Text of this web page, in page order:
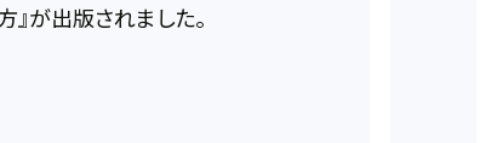
が出版されました。